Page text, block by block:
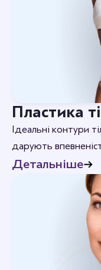
Пластика
Ідеальні контури
дарують
Детальніше